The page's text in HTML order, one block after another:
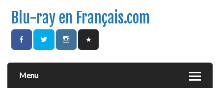
Blu-ray en Français.com
Menu